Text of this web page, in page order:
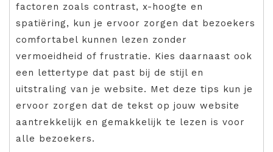
factoren zoals contrast, x-hoogte en
spatiëring, kun je ervoor zorgen dat bezoekers
comfortabel kunnen lezen zonder
vermoeidheid of frustratie. Kies daarnaast ook
een lettertype dat past bij de stijl en
uitstraling van je website. Met deze tips kun je
ervoor zorgen dat de tekst op jouw website
aantrekkelijk en gemakkelijk te lezen is voor
alle bezoekers.